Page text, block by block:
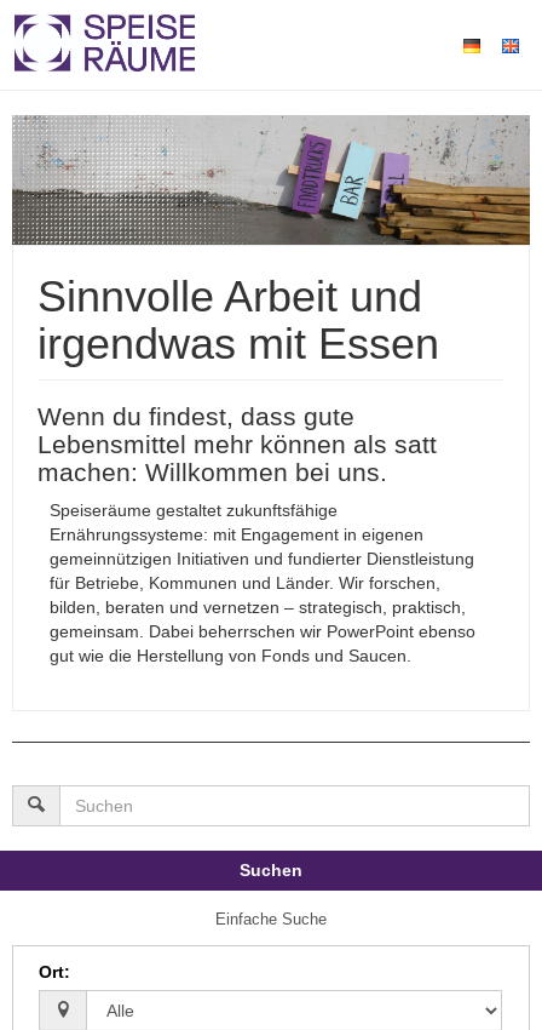
Sinnvolle Arbeit und
irgendwas mit Essen
Wenn du findest, dass gute
Lebensmittel mehr können als satt
machen: Willkommen bei uns.
Speiseräume gestaltet zukunftsfähige
Ernährungssysteme: mit Engagement in eigenen
gemeinnützigen Initiativen und fundierter Dienstleistung
für Betriebe, Kommunen und Länder. Wir forschen,
bilden, beraten und vernetzen – strategisch, praktisch,
gemeinsam. Dabei beherrschen wir PowerPoint ebenso
gut wie die Herstellung von Fonds und Saucen.
Suchen
Einfache Suche
Ort: